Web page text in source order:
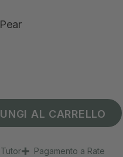
AL CARRELLO
Pagamento a Rate